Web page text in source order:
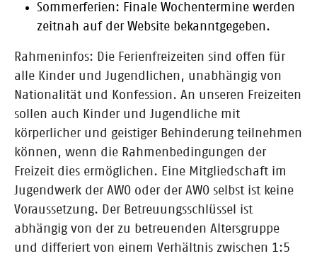
Sommerferien: Finale Wochentermine werden
zeitnah auf der Website bekanntgegeben.
Rahmeninfos: Die Ferienfreizeiten sind offen für
alle Kinder und Jugendlichen, unabhängig von
Nationalität und Konfession. An unseren Freizeiten
sollen auch Kinder und Jugendliche mit
körperlicher und geistiger Behinderung teilnehmen
können, wenn die Rahmenbedingungen der
Freizeit dies ermöglichen. Eine Mitgliedschaft im
Jugendwerk der AWO oder der AWO selbst ist keine
Voraussetzung. Der Betreuungsschlüssel ist
abhängig von der zu betreuenden Altersgruppe
und differiert von einem Verhältnis zwischen 1:5